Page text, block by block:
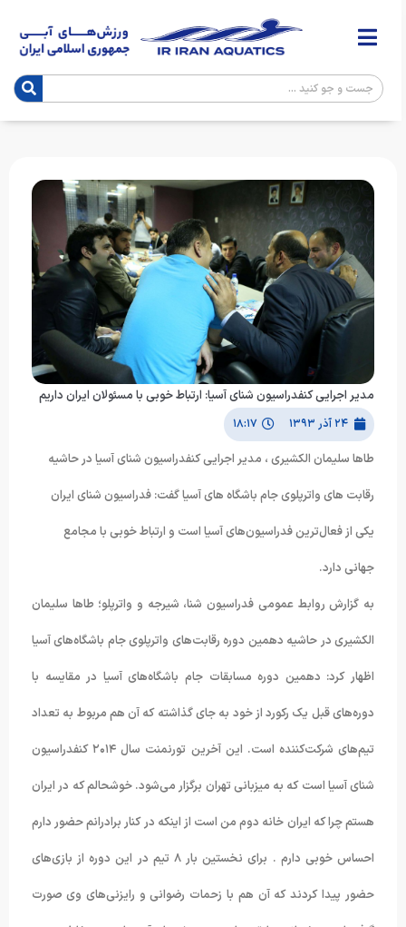
مدیر اجرایی کنفدراسیون شنای آسیا: ارتباط خوبی با مسئولان ایران داریم
۲۴ آذر ۱۳۹۳ ۱۸:۱۷
طاها سلیمان الکشیری ، مدیر اجرایی کنفدراسیون شنای آسیا در حاشیه
رقابت های واترپلوی جام باشگاه های آسیا گفت: فدراسیون شنای ایران
یکی از فعال‌ترین فدراسیون‌های آسیا است و ارتباط خوبی با مجامع
جهانی دارد.
به گزارش روابط عمومی فدراسیون شنا، شیرجه و واترپلو؛ طاها سلیمان
الکشیری در حاشیه دهمین دوره رقابت‌های واترپلوی جام باشگاه‌های آسیا
اظهار کرد: دهمین دوره مسابقات جام باشگاه‌های آسیا در مقایسه با
دوره‌های قبل یک رکورد از خود به جای گذاشته که آن هم مربوط به تعداد
تیم‌های شرکت‌کننده است. این آخرین تورنمنت سال ۲۰۱۴ کنفدراسیون
شنای آسیا است که به میزبانی تهران برگزار می‌شود. خوشحالم که در ایران
هستم چرا که ایران خانه دوم من است از اینکه در کنار برادرانم حضور دارم
احساس خوبی دارم . برای نخستین بار ۸ تیم در این دوره از بازی‌های
حضور پیدا کردند که آن هم با زحمات رضوانی و رایزنی‌های وی صورت